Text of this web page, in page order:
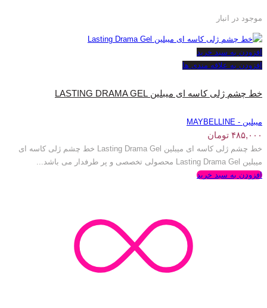
موجود در انبار
افزودن به سبد خرید
افزودن به علاقه مندی ها
خط چشم ژلی کاسه ای میبلین LASTING DRAMA GEL
میبلین - MAYBELLINE
۴۸۵,۰۰۰ تومان
خط چشم ژلی کاسه ای میبلین Lasting Drama Gel خط چشم ژلی کاسه ای
میبلین Lasting Drama Gel محصولی تخصصی و پر طرفدار می باشد...
افزودن به سبد خرید